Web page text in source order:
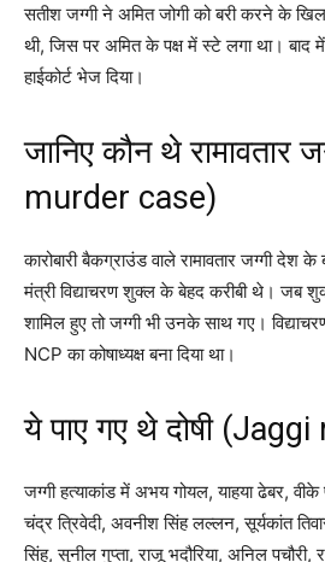
सतीश जग्गी ने अमित जोगी को बरी करने के
थी, जिस पर अमित के पक्ष में स्टे लगा था। बाद
हाईकोर्ट भेज दिया।
जानिए कौन थे रामावतार
murder case)
कारोबारी बैकग्राउंड वाले रामावतार जग्गी देश
मंत्री विद्याचरण शुक्ल के बेहद करीबी थे। जब
शामिल हुए तो जग्गी भी उनके साथ गए।
NCP का कोषाध्यक्ष बना दिया था।
ये पाए गए थे दोषी
जग्गी हत्याकांड में अभय गोयल, याहया ढेबर, वीके
चंद्र त्रिवेदी, अवनीश सिंह लल्लन, सूर्यकांत
सिंह, सुनील गुप्ता, राजू भदौरिया, अनिल पचौरी,